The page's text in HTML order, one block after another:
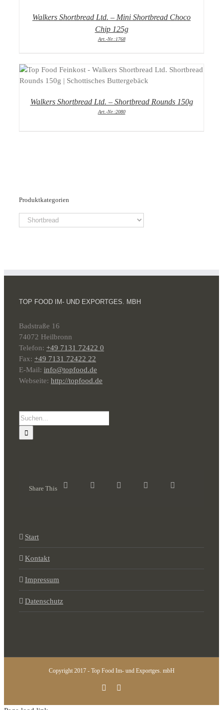
Walkers Shortbread Ltd. – Mini Shortbread Choco
Chip 125g
Art.-Nr.:1768
DETAILS
Walkers Shortbread Ltd. – Shortbread Rounds 150g
Art.-Nr.:2080
Produktkategorien
TOP FOOD IM- UND EXPORTGES. MBH
Badstraße 16
74072 Heilbronn
Telefon: +49 7131 72422 0
Fax: +49 7131 72422 22
E-Mail: info@topfood.de
Webseite: http://topfood.de
Suche
nach:
Share This
Start
Kontakt
Impressum
Datenschutz
Copyright 2017 - Top Food Im- und Exportges. mbH
Instagram